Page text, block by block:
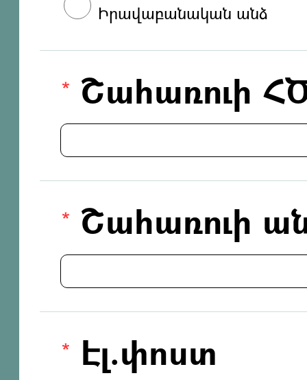
Իրավաբանական անձ
Շահառուի
Շահառուի
Էլ.փոստ